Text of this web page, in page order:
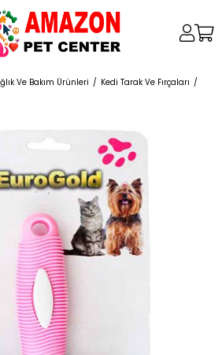
Ve Bakım Ürünleri Kedi Tarak Ve Fırçaları